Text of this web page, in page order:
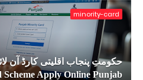
minority-card
Apply Online Punjab